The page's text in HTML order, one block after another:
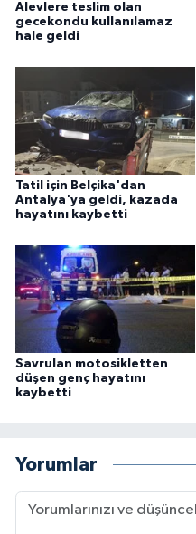
Alevlere teslim olan
gecekondu kullanılamaz
hale geldi
Tatil için Belçika'dan
Antalya'ya geldi, kazada
hayatını kaybetti
Savrulan motosikletten
düşen genç hayatını
kaybetti
Yorumlar